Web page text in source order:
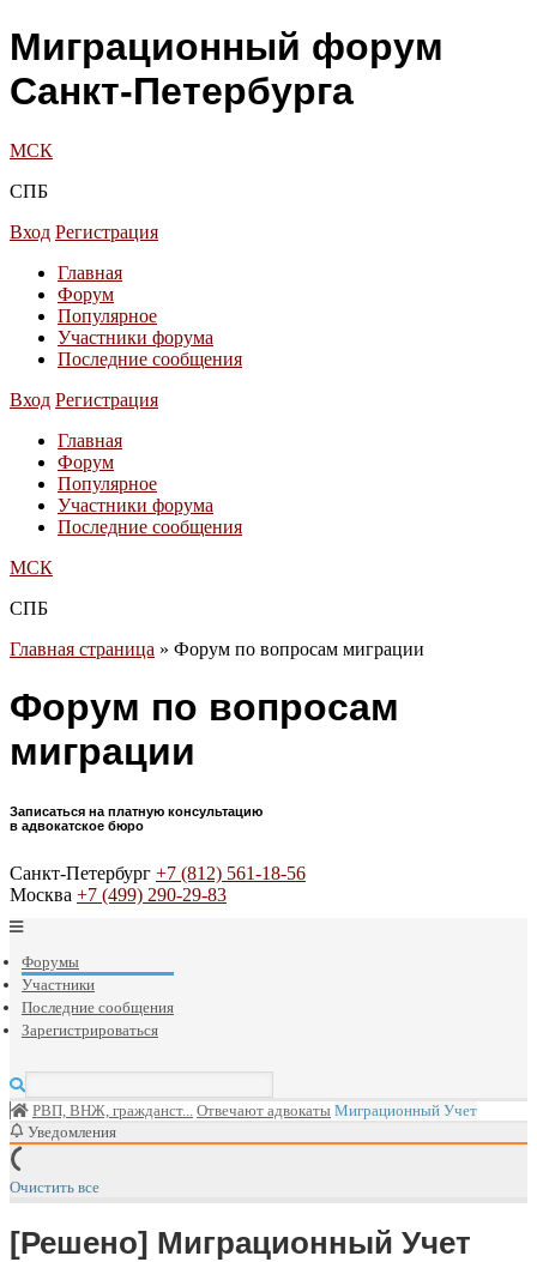
Миграционный форум
Санкт-Петербурга
МСК
СПБ
Вход Регистрация
Главная
Форум
Популярное
Участники форума
Последние сообщения
Вход Регистрация
Главная
Форум
Популярное
Участники форума
Последние сообщения
МСК
СПБ
Главная страница » Форум по вопросам миграции
Форум по вопросам
миграции
Записаться на платную консультацию
в адвокатское бюро
Санкт-Петербург +7 (812) 561-18-56
Москва +7 (499) 290-29-83
Форумы
Участники
Последние сообщения
Зарегистрироваться
РВП, ВНЖ, гражданст... Отвечают адвокаты Миграционный Учет
Уведомления
Очистить все
[Решено] Миграционный Учет